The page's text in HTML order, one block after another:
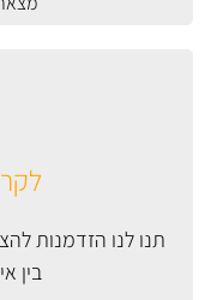
תנו לנו הזדמנות
בין